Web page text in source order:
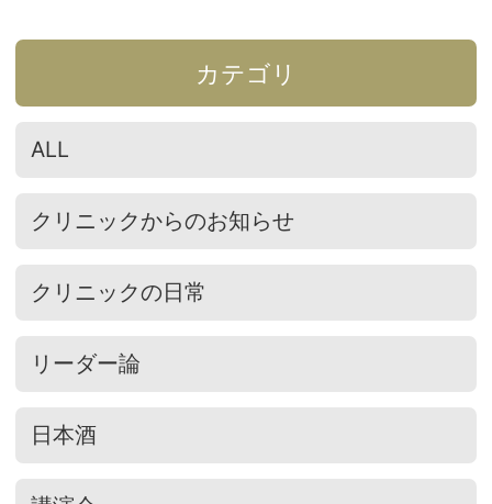
カテゴリ
ALL
クリニックからのお知らせ
クリニックの日常
リーダー論
日本酒